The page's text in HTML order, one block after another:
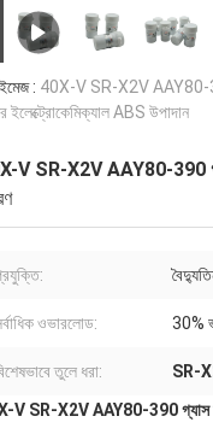
: 40X-V SR-X2V AAY80-
ইলেক্ট্রোকেমিক্যাল ABS উপাদান
V SR-X2V AAY80-390
ওভারলোড: 30%
তুলে ধরা: SR-
V SR-X2V AAY80-390 গ্যাস